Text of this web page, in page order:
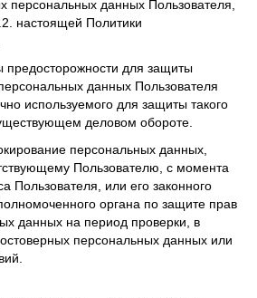
персональных данных Пользователя,
настоящей Политики
для защиты
данных Пользователя
используемого для защиты такого
деловом обороте.
персональных данных,
Пользователю, с момента
Пользователя, или его законного
органа по защите прав
данных на период проверки, в
персональных данных или